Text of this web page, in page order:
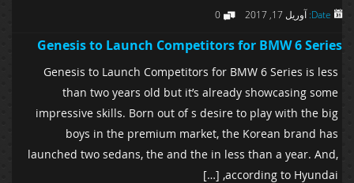
Date: آوریل 17, 2017 0
Genesis to Launch Competitors for BMW 6 Series
Genesis to Launch Competitors for BMW 6 Series is less
than two years old but it’s already showcasing some
impressive skills. Born out of s desire to play with the big
boys in the premium market, the Korean brand has
launched two sedans, the and the in less than a year. And,
according to Hyundai, […]